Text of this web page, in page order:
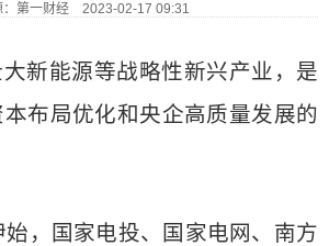
：第一财经 2023-02-17 09:31
新能源等战略性新兴产业，是
布局优化和央企高质量发展的
始，国家电投、国家电网、南方